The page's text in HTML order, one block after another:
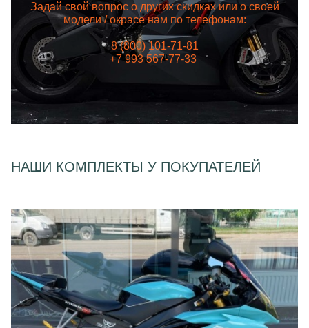
Задай свой вопрос о других скидках или о своей
модели / окрасе нам по телефонам:
8 (800) 101-71-81
+7 993 567-77-33
НАШИ КОМПЛЕКТЫ У ПОКУПАТЕЛЕЙ